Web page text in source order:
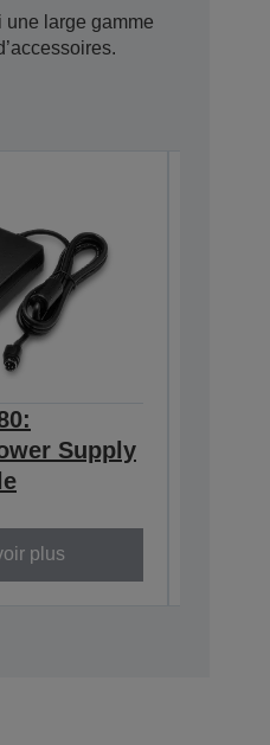
large gamme
Supply
plus